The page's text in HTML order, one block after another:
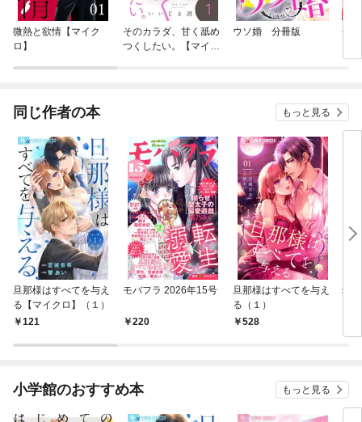
微熱と欲情【マイク
ロ】
そのカラダ、甘く舐め
つくしたい。【マイク
ウソ婚 分冊版
今
同じ作者の本 もっと見る
旦那様はすべてを与え
る【マイクロ】（１）
121
モバフラ 2026年15号
220
旦那様はすべてを与え
る（１）
528
幼
小学館のおすすめ本 もっと見る